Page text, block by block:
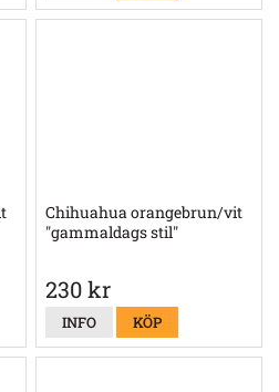
Chihuahua orangebrun/vit
"gammaldags stil"
230 kr
INFO KÖP